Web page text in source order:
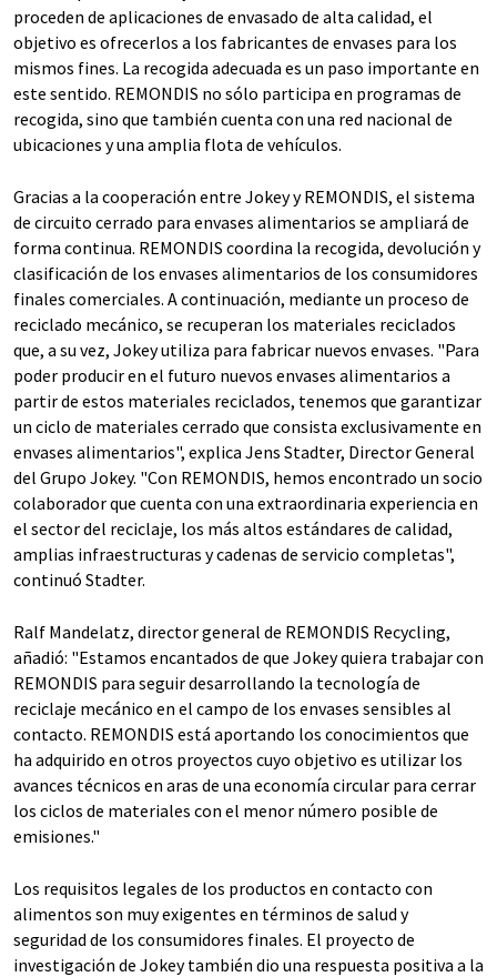
proceden de aplicaciones de envasado de alta calidad, el
objetivo es ofrecerlos a los fabricantes de envases para los
mismos fines. La recogida adecuada es un paso importante en
este sentido. REMONDIS no sólo participa en programas de
recogida, sino que también cuenta con una red nacional de
ubicaciones y una amplia flota de vehículos.
Gracias a la cooperación entre Jokey y REMONDIS, el sistema
de circuito cerrado para envases alimentarios se ampliará de
forma continua. REMONDIS coordina la recogida, devolución y
clasificación de los envases alimentarios de los consumidores
finales comerciales. A continuación, mediante un proceso de
reciclado mecánico, se recuperan los materiales reciclados
que, a su vez, Jokey utiliza para fabricar nuevos envases. "Para
poder producir en el futuro nuevos envases alimentarios a
partir de estos materiales reciclados, tenemos que garantizar
un ciclo de materiales cerrado que consista exclusivamente en
envases alimentarios", explica Jens Stadter, Director General
del Grupo Jokey. "Con REMONDIS, hemos encontrado un socio
colaborador que cuenta con una extraordinaria experiencia en
el sector del reciclaje, los más altos estándares de calidad,
amplias infraestructuras y cadenas de servicio completas",
continuó Stadter.
Ralf Mandelatz, director general de REMONDIS Recycling,
añadió: "Estamos encantados de que Jokey quiera trabajar con
REMONDIS para seguir desarrollando la tecnología de
reciclaje mecánico en el campo de los envases sensibles al
contacto. REMONDIS está aportando los conocimientos que
ha adquirido en otros proyectos cuyo objetivo es utilizar los
avances técnicos en aras de una economía circular para cerrar
los ciclos de materiales con el menor número posible de
emisiones."
Los requisitos legales de los productos en contacto con
alimentos son muy exigentes en términos de salud y
seguridad de los consumidores finales. El proyecto de
investigación de Jokey también dio una respuesta positiva a la